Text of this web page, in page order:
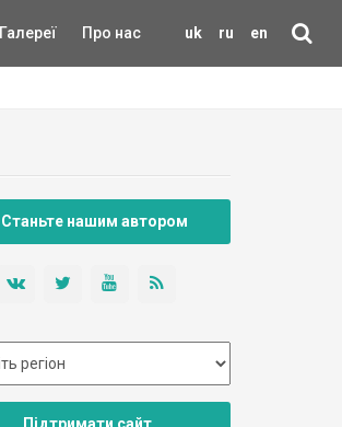
uk ru en
Галереї Про нас
Станьте нашим автором
Підтримати сайт